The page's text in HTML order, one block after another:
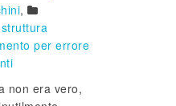
,
per errore
non era vero,